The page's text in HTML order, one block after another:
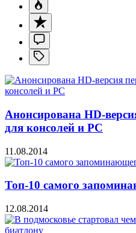
Анонсирована HD-
для консолей и PC
11.08.2014
Топ-10 самого
12.08.2014